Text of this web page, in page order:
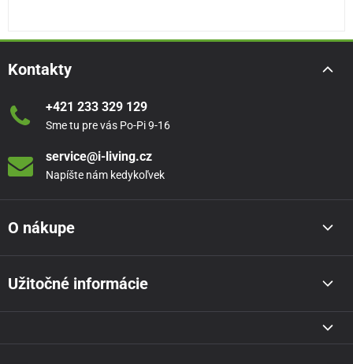
Kontakty
+421 233 329 129
Sme tu pre vás Po-Pi 9-16
service@i-living.cz
Napíšte nám kedykoľvek
O nákupe
Užitočné informácie